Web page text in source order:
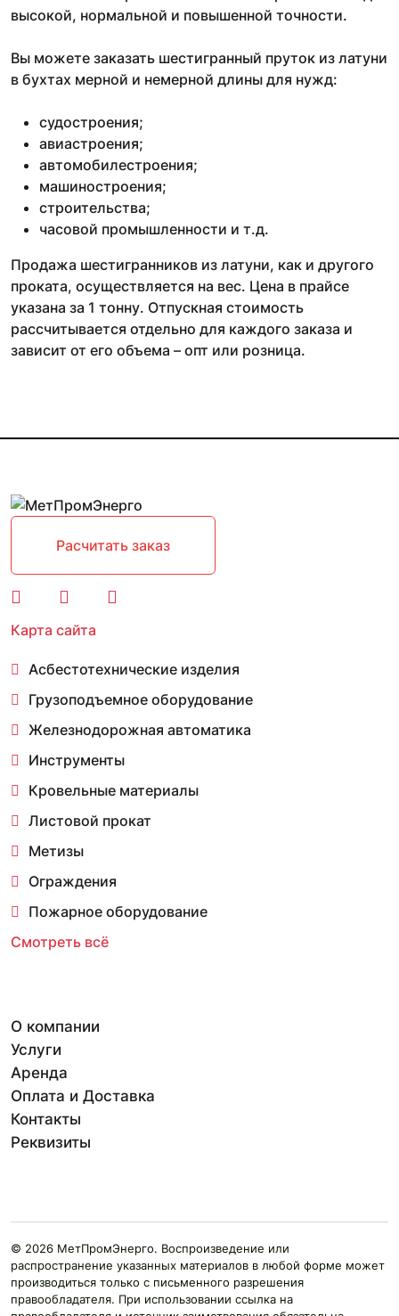
высокой, нормальной и повышенной точности.
Вы можете заказать шестигранный пруток из латуни
в бухтах мерной и немерной длины для нужд:
судостроения;
авиастроения;
автомобилестроения;
машиностроения;
строительства;
часовой промышленности и т.д.
Продажа шестигранников из латуни, как и другого
проката, осуществляется на вес. Цена в прайсе
указана за 1 тонну. Отпускная стоимость
рассчитывается отдельно для каждого заказа и
зависит от его объема – опт или розница.
Расчитать заказ
Карта сайта
Асбестотехнические изделия
Грузоподъемное оборудование
Железнодорожная автоматика
Инструменты
Кровельные материалы
Листовой прокат
Метизы
Ограждения
Пожарное оборудование
Смотреть всё
О компании
Услуги
Аренда
Оплата и Доставка
Контакты
Реквизиты
© 2026 МетПромЭнерго. Воспроизведение или
распространение указанных материалов в любой форме может
производиться только с письменного разрешения
правообладателя. При использовании ссылка на